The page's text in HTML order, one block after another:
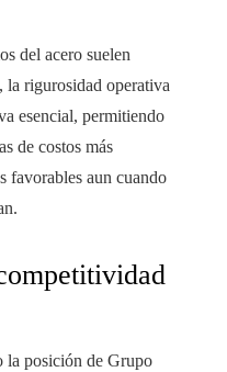
del acero suelen
la rigurosidad operativa
esencial, permitiendo
de costos más
favorables aun cuando
la posición de Grupo